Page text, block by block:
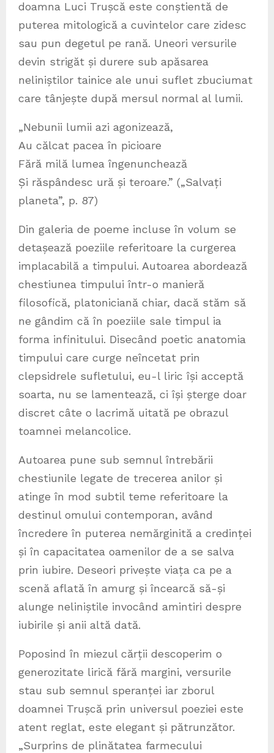
doamna Luci Trușcă este conștientă de
puterea mitologică a cuvintelor care zidesc
sau pun degetul pe rană. Uneori versurile
devin strigăt și durere sub apăsarea
neliniștilor tainice ale unui suflet zbuciumat
care tânjește după mersul normal al lumii.
„Nebunii lumii azi agonizează,
Au călcat pacea în picioare
Fără milă lumea îngenunchează
Și răspândesc ură și teroare.” („Salvați
planeta”, p. 87)
Din galeria de poeme incluse în volum se
detașează poeziile referitoare la curgerea
implacabilă a timpului. Autoarea abordează
chestiunea timpului într-o manieră
filosofică, platoniciană chiar, dacă stăm să
ne gândim că în poeziile sale timpul ia
forma infinitului. Disecând poetic anatomia
timpului care curge neîncetat prin
clepsidrele sufletului, eu-l liric își acceptă
soarta, nu se lamentează, ci își șterge doar
discret câte o lacrimă uitată pe obrazul
toamnei melancolice.
Autoarea pune sub semnul întrebării
chestiunile legate de trecerea anilor și
atinge în mod subtil teme referitoare la
destinul omului contemporan, având
încredere în puterea nemărginită a credinței
și în capacitatea oamenilor de a se salva
prin iubire. Deseori privește viața ca pe a
scenă aflată în amurg și încearcă să-și
alunge neliniștile invocând amintiri despre
iubirile și anii altă dată.
Poposind în miezul cărții descoperim o
generozitate lirică fără margini, versurile
stau sub semnul speranței iar zborul
doamnei Trușcă prin universul poeziei este
atent reglat, este elegant și pătrunzător.
„Surprins de plinătatea farmecului